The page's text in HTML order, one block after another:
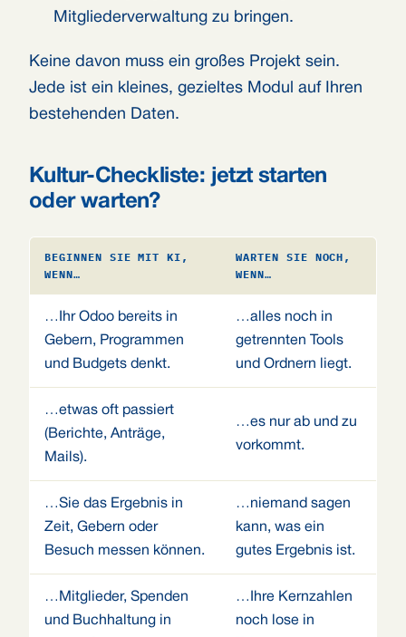
Mitgliederverwaltung zu bringen.
Keine davon muss ein großes Projekt sein.
Jede ist ein kleines, gezieltes Modul auf Ihren
bestehenden Daten.
Kultur-Checkliste: jetzt starten
oder warten?
BEGINNEN SIE MIT KI,
WENN…
WARTEN SIE NOCH,
WENN…
…Ihr Odoo bereits in
Gebern, Programmen
und Budgets denkt.
…alles noch in
getrennten Tools
und Ordnern liegt.
…etwas oft passiert
(Berichte, Anträge,
Mails).
…es nur ab und zu
vorkommt.
…Sie das Ergebnis in
Zeit, Gebern oder
Besuch messen können.
…niemand sagen
kann, was ein
gutes Ergebnis ist.
…Mitglieder, Spenden
und Buchhaltung in
…Ihre Kernzahlen
noch lose in